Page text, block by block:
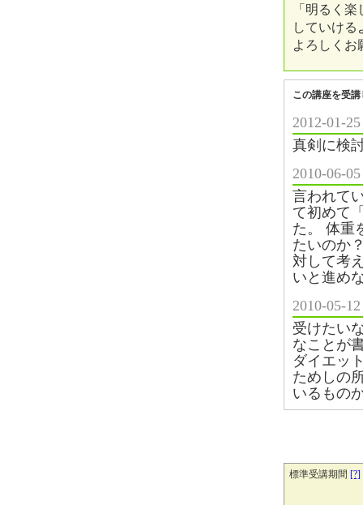
「明るく
していける
よろしくお
この講座を受
2012-01-
真剣に検
2010-06-
言われて
て初めて
た。 体重
たいのか
対して考
いと進め
2010-05-
受けたい
なことが
ダイエッ
ためしの
いるもの
標準受講期間 [?]